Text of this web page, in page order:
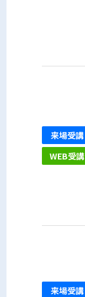
来場受講
WEB受講
来場受講